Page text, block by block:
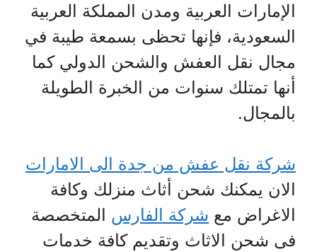
الإمارات العربية ومدن المملكة العربية
السعودية، فإنها تحظى بسمعة طيبة في
مجال نقل العفش والشحن الدولي كما
أنها تمتلك سنوات من الخبرة الطويلة
بالمجال.
شركة نقل عفش من جدة الى الامارات
الان يمكنك شحن أثاث منزلك وكافة
الاغراض مع شركة الفارس المتخصصة
فى شحن الاثاث وتقديم كافة خدمات